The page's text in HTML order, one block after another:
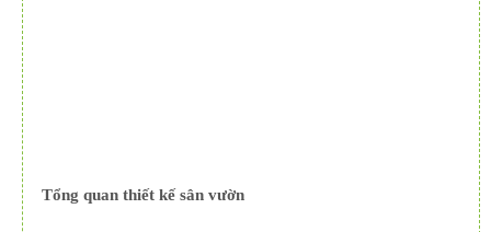
Tổng quan thiết kế sân vườn